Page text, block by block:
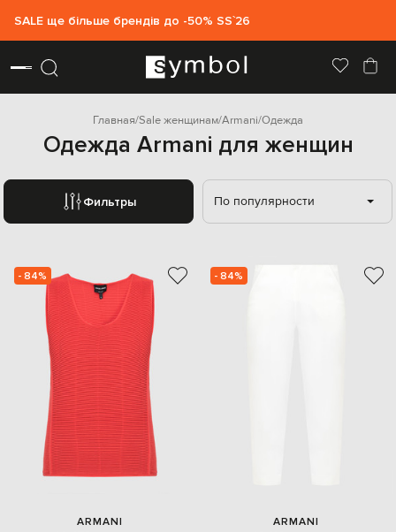
SALE ще більше брендів до -50% SS`26
Главная Sale женщинам Armani Одежда
Одежда Armani для женщин
Фильтры По популярности
- 84%
ARMANI
- 84%
ARMANI